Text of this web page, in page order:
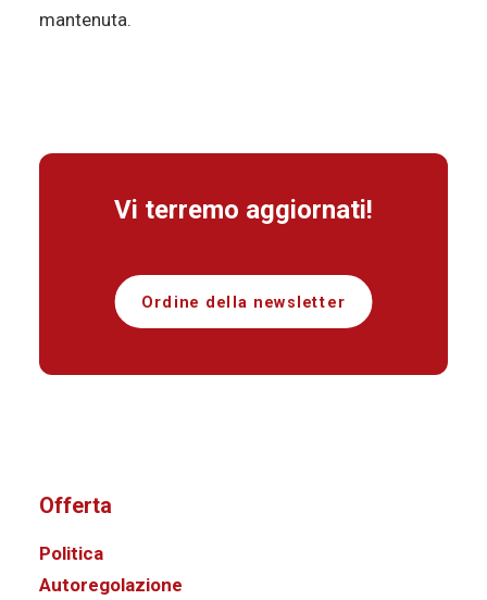
mantenuta.
Vi terremo aggiornati!
Ordine della newsletter
Offerta
Politica
Autoregolazione